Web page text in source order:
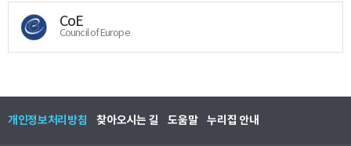
CoE
Council of Europe
개인정보처리방침 찾아오시는 길 도움말 누리집 안내